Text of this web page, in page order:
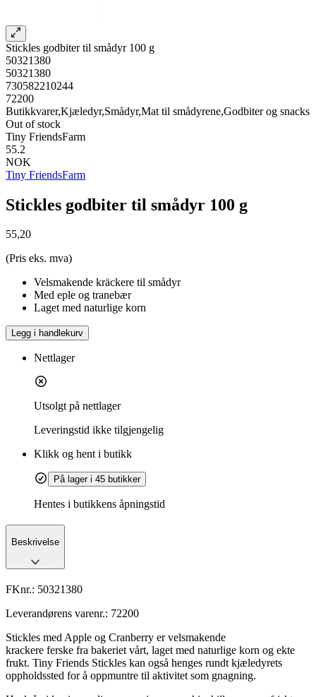
Stickles godbiter til smådyr 100 g
50321380
50321380
730582210244
72200
Butikkvarer,Kjæledyr,Smådyr,Mat til smådyrene,Godbiter og snacks
Out of stock
Tiny FriendsFarm
55.2
NOK
Tiny FriendsFarm
Stickles godbiter til smådyr 100 g
55,20
(Pris eks. mva)
Velsmakende kräckere til smådyr
Med eple og tranebær
Laget med naturlige korn
Legg i handlekurv
Nettlager
Utsolgt på nettlager
Leveringstid ikke tilgjengelig
Klikk og hent i butikk
På lager i 45 butikker
Hentes i butikkens åpningstid
Beskrivelse
FKnr.: 50321380
Leverandørens varenr.: 72200
Stickles med Apple og Cranberry er velsmakende
krackere ferske fra bakeriet vårt, laget med naturlige korn og ekte
frukt. Tiny Friends Stickles kan også henges rundt kjæledyrets
oppholdssted for å oppmuntre til aktivitet som gnagning.